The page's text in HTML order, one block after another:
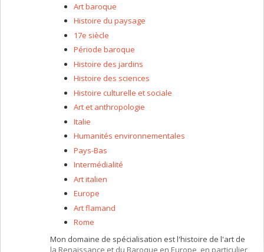
Art baroque
Histoire du paysage
17e siècle
Période baroque
Histoire des jardins
Histoire des sciences
Histoire culturelle et sociale
Art et anthropologie
Italie
Humanités environnementales
Pays-Bas
Intermédialité
Art italien
Europe
Art flamand
Rome
Mon domaine de spécialisation est l'histoire de l'art de
la Renaissance et du Baroque en Europe, en particulier